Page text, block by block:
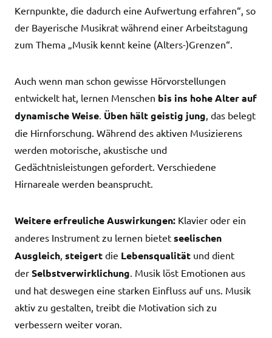
Kernpunkte, die dadurch eine Aufwertung erfahren“, so
der Bayerische Musikrat während einer Arbeitstagung
zum Thema „Musik kennt keine (Alters-)Grenzen“.
Auch wenn man schon gewisse Hörvorstellungen
entwickelt hat, lernen Menschen bis ins hohe Alter auf
dynamische Weise. Üben hält geistig jung, das belegt
die Hirnforschung. Während des aktiven Musizierens
werden motorische, akustische und
Gedächtnisleistungen gefordert. Verschiedene
Hirnareale werden beansprucht.
Weitere erfreuliche Auswirkungen: Klavier oder ein
anderes Instrument zu lernen bietet seelischen
Ausgleich, steigert die Lebensqualität und dient
der Selbstverwirklichung. Musik löst Emotionen aus
und hat deswegen eine starken Einfluss auf uns. Musik
aktiv zu gestalten, treibt die Motivation sich zu
verbessern weiter voran.